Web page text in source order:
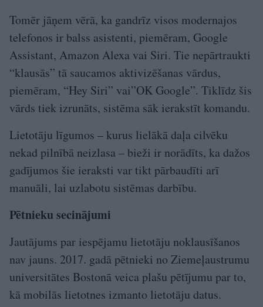
Tomēr jāņem vērā, ka gandrīz visos modernajos
telefonos ir balss asistenti, piemēram, Google
Assistant, Amazon Alexa vai Siri. Tie nepārtraukti
“klausās” tā saucamos aktivizēšanas vārdus,
piemēram, “Hey Siri” vai”OK Google”. Tiklīdz šis
vārds tiek izrunāts, sistēma sāk ierakstīt komandu.
Lietotāju līgumos – kurus lielākā daļa cilvēku
nekad pilnībā neizlasa – bieži ir norādīts, ka dažos
gadījumos šie ieraksti var tikt pārbaudīti arī
manuāli, lai uzlabotu sistēmas darbību.
Pētnieku secinājumi
Jautājums par iespējamu lietotāju noklausīšanos
nav jauns. 2017. gadā pētnieki no Ziemeļaustrumu
universitātes Bostonā veica plašu pētījumu par to,
kā mobilās lietotnes izmanto lietotāju datus.